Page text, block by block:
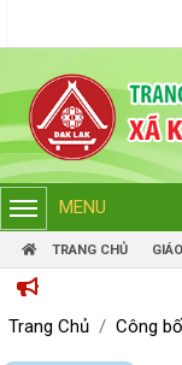
MENU
TRANG CHỦ
Trang Chủ Công